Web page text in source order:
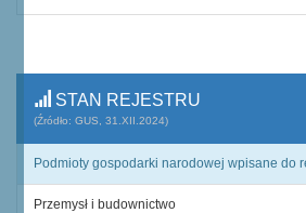
STAN REJESTRU
(Źródło: GUS, 31.XII.2024)
Podmioty gospodarki narodowej wpisane do
Przemysł i budownictwo